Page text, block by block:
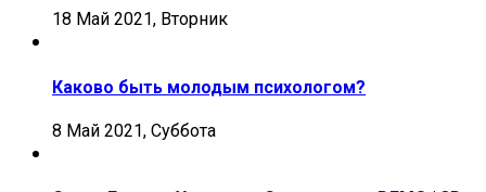
18 Май 2021, Вторник
Каково быть молодым психологом?
8 Май 2021, Суббота